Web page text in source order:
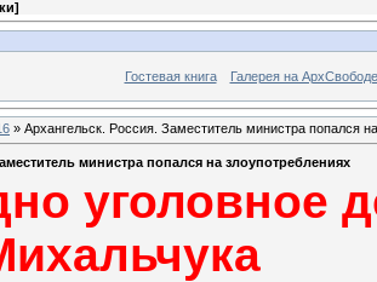
]
Гостевая книга Галерея на АрхСвободе
» Архангельск. Россия. Заместитель министра попался
министра попался на злоупотреблениях
уголовное